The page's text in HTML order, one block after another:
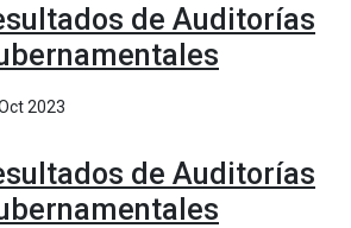
de Auditorías
2023
de Auditorías